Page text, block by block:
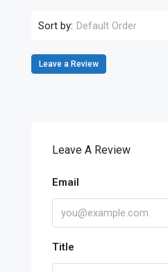
Sort by: Default Order
Leave a Review
Leave A Review
Email
Title